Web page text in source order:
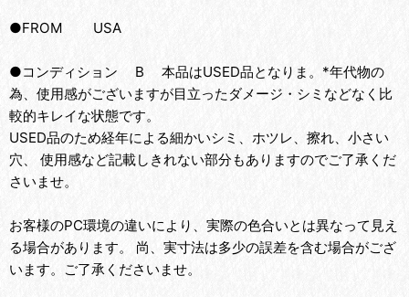
●FROM USA
●コンディション B 本品はUSED品となりま。*年代物の
為、使用感がございますが目立ったダメージ・シミなどなく比
較的キレイな状態です。
USED品のため経年による細かいシミ、ホツレ、擦れ、小さい
穴、 使用感など記載しきれない部分もありますのでご了承くだ
さいませ。
お客様のPC環境の違いにより、実際の色合いとは異なって見え
る場合があります。 尚、実寸法は多少の誤差を含む場合がござ
います。ご了承くださいませ。